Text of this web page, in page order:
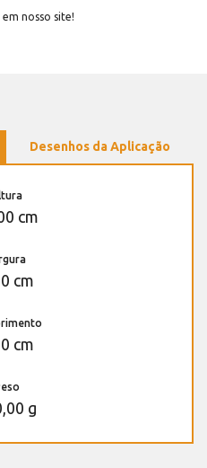
nosso site!
Desenhos da Aplicação
cm
cm
cm
g